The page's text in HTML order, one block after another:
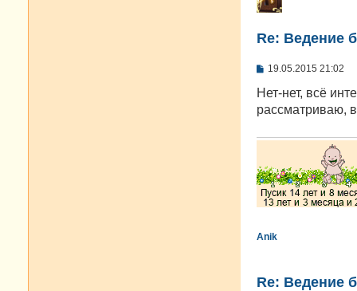
Re: Ведение
С
о
щ
н
19.05.2015 21:02
Нет-нет, всё
рассматриваю,
Anik
Re: Ведение